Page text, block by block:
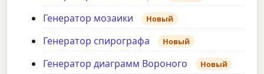
Генератор мозаики Новый
Генератор спирографа Новый
Генератор диаграмм Вороного Новый